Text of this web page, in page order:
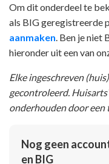
Om dit onderdeel te
als BIG geregistreerde
aanmaken . Ben je
hieronder uit een van
Elke ingeschreven
gecontroleerd.
onderhouden door een
Nog geen
en BIG